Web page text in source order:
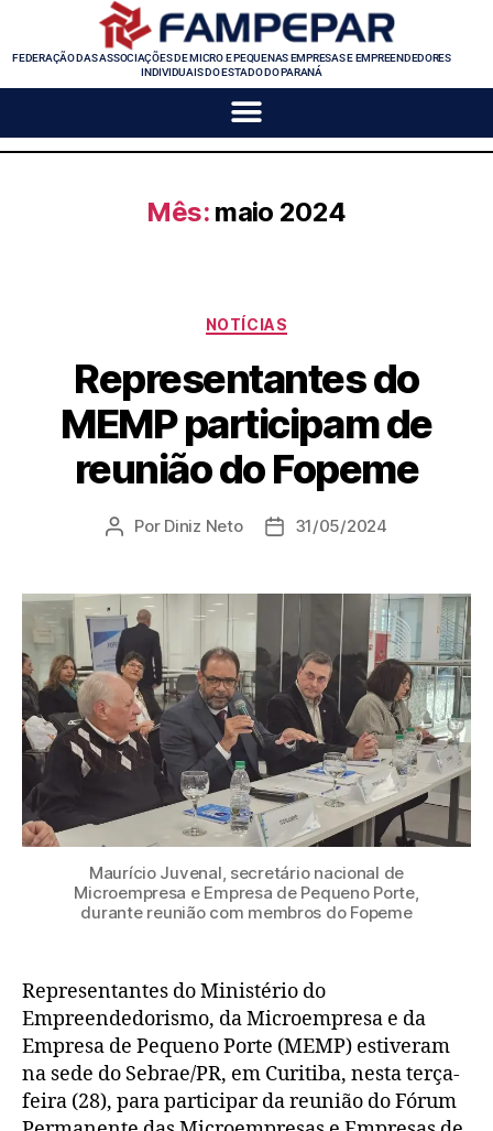
FEDERAÇÃO DAS ASSOCIAÇÕES DE MICRO E PEQUENAS EMPRESAS E EMPREENDEDORES
INDIVIDUAIS DO ESTADO DO PARANÁ
Mês: maio 2024
NOTÍCIAS
Representantes do
MEMP participam de
reunião do Fopeme
Por Diniz Neto 31/05/2024
Maurício Juvenal, secretário nacional de
Microempresa e Empresa de Pequeno Porte,
durante reunião com membros do Fopeme
Representantes do Ministério do
Empreendedorismo, da Microempresa e da
Empresa de Pequeno Porte (MEMP) estiveram
na sede do Sebrae/PR, em Curitiba, nesta terça-
feira (28), para participar da reunião do Fórum